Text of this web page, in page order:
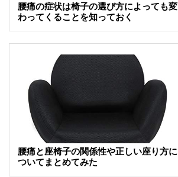
腰痛の症状は椅子の選び方によっても変
わってくることを知っておく
腰痛と座椅子の関係性や正しい座り方に
ついてまとめてみた